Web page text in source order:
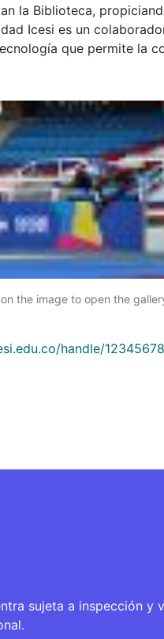
la Biblioteca,
Icesi es un
que permite la
the image to open the
handle/
sujeta a inspección y